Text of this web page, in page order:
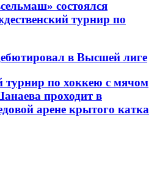
состоялся
турнир по
в Высшей лиге
по хоккею с мячом
проходит в
арене крытого катка